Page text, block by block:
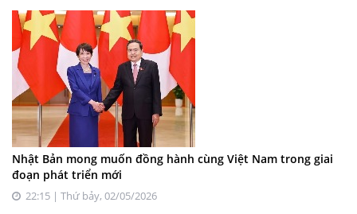
Nhật Bản mong muốn đồng hành cùng Việt Nam trong giai
đoạn phát triển mới
22:15 | Thứ bảy, 02/05/2026